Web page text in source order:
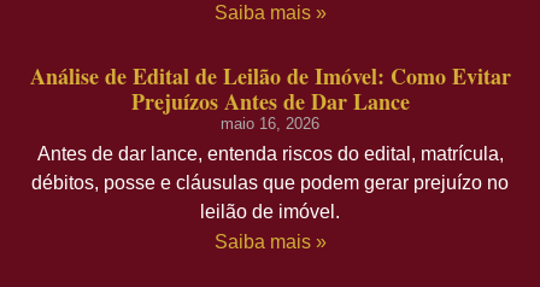
Saiba mais »
Análise de Edital de Leilão de Imóvel: Como Evitar
Prejuízos Antes de Dar Lance
maio 16, 2026
Antes de dar lance, entenda riscos do edital, matrícula,
débitos, posse e cláusulas que podem gerar prejuízo no
leilão de imóvel.
Saiba mais »